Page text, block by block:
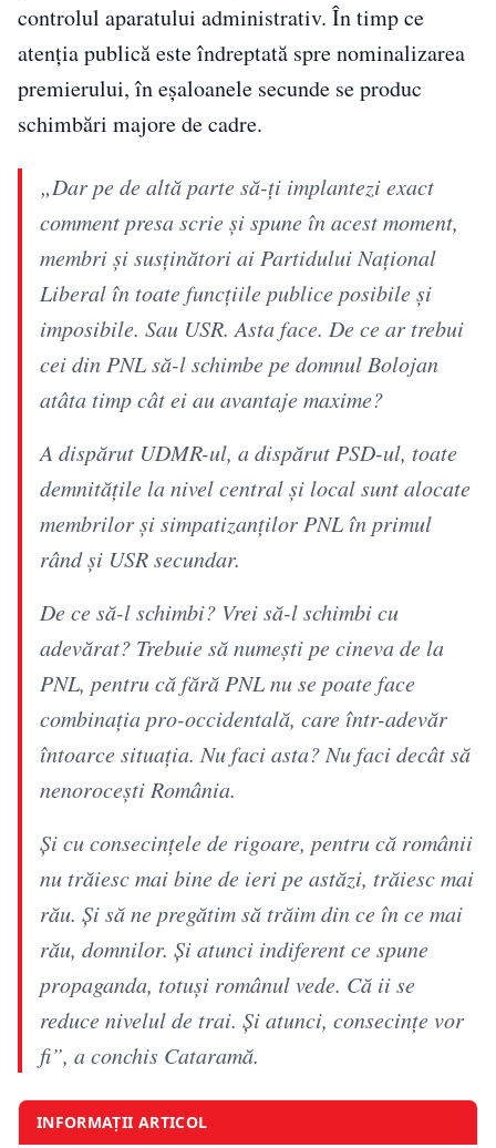
controlul aparatului administrativ. În timp ce
atenția publică este îndreptată spre nominalizarea
premierului, în eșaloanele secunde se produc
schimbări majore de cadre.
„Dar pe de altă parte să-ți implantezi exact
comment presa scrie și spune în acest moment,
membri și susținători ai Partidului Național
Liberal în toate funcțiile publice posibile și
imposibile. Sau USR. Asta face. De ce ar trebui
cei din PNL să-l schimbe pe domnul Bolojan
atâta timp cât ei au avantaje maxime?
A dispărut UDMR-ul, a dispărut PSD-ul, toate
demnitățile la nivel central și local sunt alocate
membrilor și simpatizanților PNL în primul
rând și USR secundar.
De ce să-l schimbi? Vrei să-l schimbi cu
adevărat? Trebuie să numești pe cineva de la
PNL, pentru că fără PNL nu se poate face
combinația pro-occidentală, care într-adevăr
întoarce situația. Nu faci asta? Nu faci decât să
nenorocești România.
Și cu consecințele de rigoare, pentru că românii
nu trăiesc mai bine de ieri pe astăzi, trăiesc mai
rău. Și să ne pregătim să trăim din ce în ce mai
rău, domnilor. Și atunci indiferent ce spune
propaganda, totuși românul vede. Că ii se
reduce nivelul de trai. Și atunci, consecințe vor
fi”, a conchis Cataramă.
INFORMAȚII ARTICOL